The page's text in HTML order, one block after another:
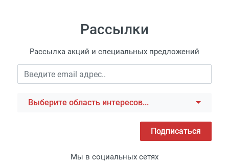
Рассылки
Рассылка акций и специальных предложений
Выберите область интересов...
Подписаться
Мы в социальных сетях